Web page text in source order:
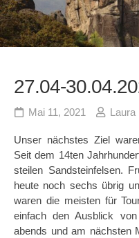
27.04-
Mai 11, 2021 Laura
Unser nächstes Ziel
Seit dem 14ten
steilen Sandsteinfelsen.
heute noch sechs übrig
waren die meisten für
einfach den Ausblick von
abends und am nächsten